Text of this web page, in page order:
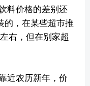
料价格的差别还
的，在某些超市推
右，但在别家超
近农历新年，价